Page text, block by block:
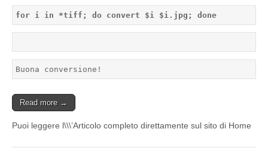
for i in *tiff; do convert $i $i.jpg; done
Buona conversione!
Read more →
Puoi leggere l\\\’Articolo completo direttamente sul sito di Home